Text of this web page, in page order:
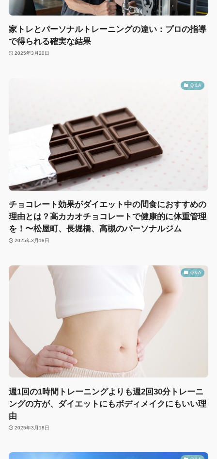
家トレとパーソナルトレーニングの違い：プロの指導
で得られる確実な結果
2025年3月20日
Q &A
チョコレート効果がダイエット中の間食におすすめの
理由とは？高カカオチョコレートで健康的に体重管理
を！〜松屋町、長堀橋、高槻のパーソナルジム
2025年3月18日
Q &A
週1回の1時間トレーニングよりも週2回30分トレーニ
ングの方が、ダイエットにもボディメイクにもいい理
由
2025年3月18日